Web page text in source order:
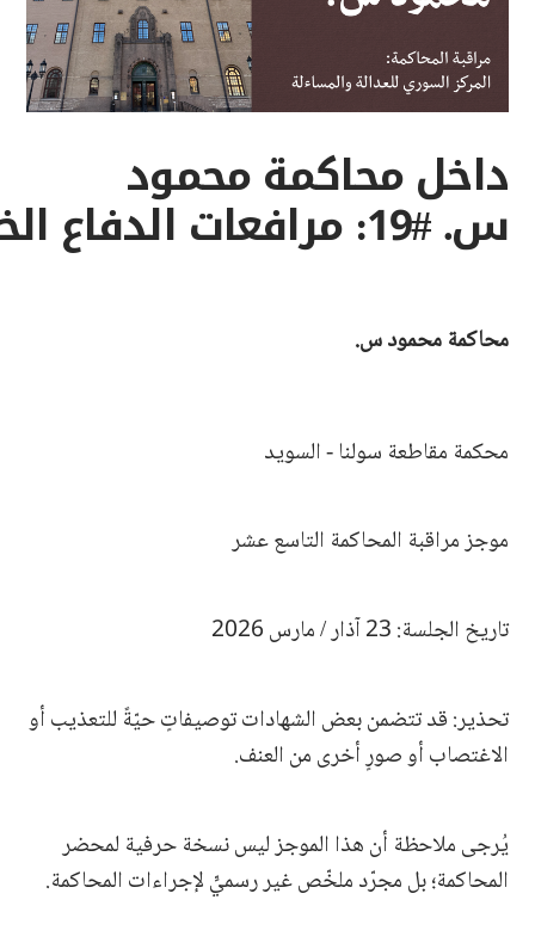
داخل محاكمة محمود
س. #19: مرافعات الدفاع الختامية
محاكمة محمود س.
محكمة مقاطعة سولنا - السويد
موجز مراقبة المحاكمة التاسع عشر
تاريخ الجلسة: 23 آذار / مارس 2026
تحذير: قد تتضمن بعض الشهادات توصيفاتٍ حيّةً للتعذيب أو
الاغتصاب أو صورٍ أخرى من العنف.
يُرجى ملاحظة أن هذا الموجز ليس نسخة حرفية لمحضر
المحاكمة؛ بل مجرّد ملخّص غير رسميٍّ لإجراءات المحاكمة.